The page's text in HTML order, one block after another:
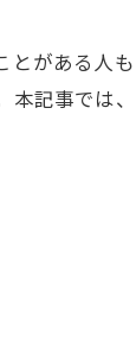
がある人
本記事では